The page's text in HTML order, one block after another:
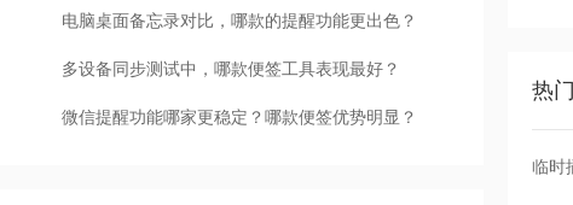
电脑桌面备忘录对比，哪款的提醒功能更出色？
多设备同步测试中，哪款便签工具表现最好？
微信提醒功能哪家更稳定？哪款便签优势明显？
热